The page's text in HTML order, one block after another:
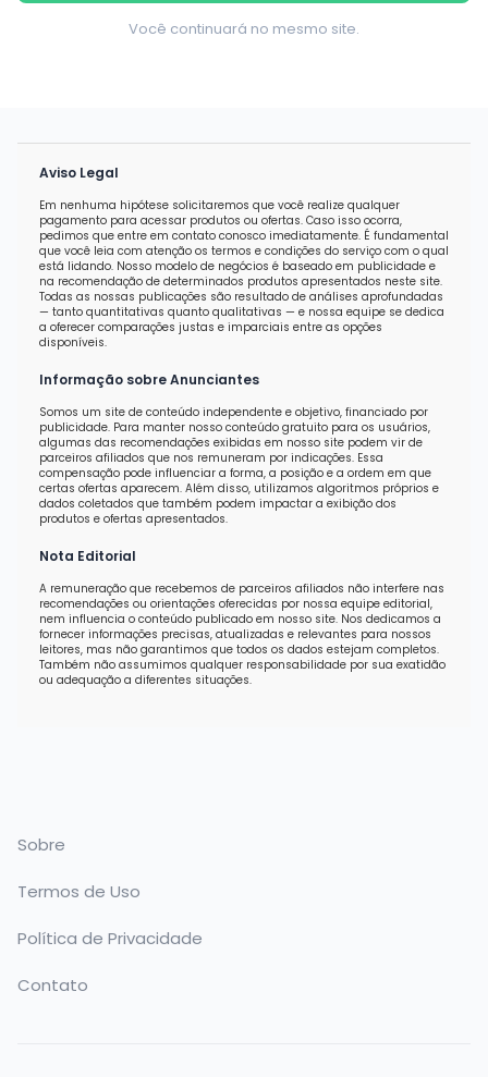
Você continuará no mesmo site.
Aviso Legal
Em nenhuma hipótese solicitaremos que você realize qualquer
pagamento para acessar produtos ou ofertas. Caso isso ocorra,
pedimos que entre em contato conosco imediatamente. É fundamental
que você leia com atenção os termos e condições do serviço com o qual
está lidando. Nosso modelo de negócios é baseado em publicidade e
na recomendação de determinados produtos apresentados neste site.
Todas as nossas publicações são resultado de análises aprofundadas
— tanto quantitativas quanto qualitativas — e nossa equipe se dedica
a oferecer comparações justas e imparciais entre as opções
disponíveis.
Informação sobre Anunciantes
Somos um site de conteúdo independente e objetivo, financiado por
publicidade. Para manter nosso conteúdo gratuito para os usuários,
algumas das recomendações exibidas em nosso site podem vir de
parceiros afiliados que nos remuneram por indicações. Essa
compensação pode influenciar a forma, a posição e a ordem em que
certas ofertas aparecem. Além disso, utilizamos algoritmos próprios e
dados coletados que também podem impactar a exibição dos
produtos e ofertas apresentados.
Nota Editorial
A remuneração que recebemos de parceiros afiliados não interfere nas
recomendações ou orientações oferecidas por nossa equipe editorial,
nem influencia o conteúdo publicado em nosso site. Nos dedicamos a
fornecer informações precisas, atualizadas e relevantes para nossos
leitores, mas não garantimos que todos os dados estejam completos.
Também não assumimos qualquer responsabilidade por sua exatidão
ou adequação a diferentes situações.
Sobre
Termos de Uso
Política de Privacidade
Contato